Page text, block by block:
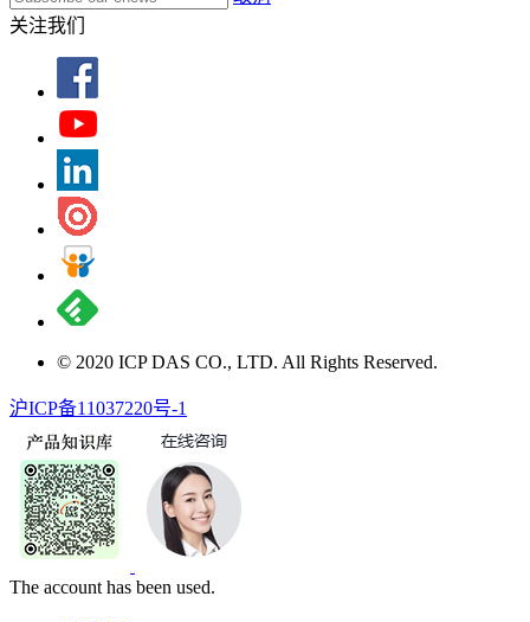
关注我们
© 2020 ICP DAS CO., LTD. All Rights Reserved.
沪ICP备11037220号-1
The account has been used.